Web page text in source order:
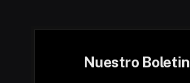
Nuestro Boletin